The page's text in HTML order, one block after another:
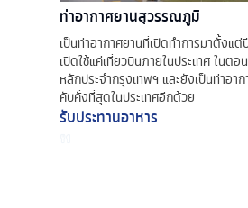
ท่าอากาศยานสุวรรณภูมิ
เป็นท่าอากาศยานที่เปิดทำการมาตั้ง
เปิดใช้แค่เที่ยวบินภายในประเทศ ในต
หลักประจำกรุงเทพฯ และยังเป็นท่าอา
คับคั่งที่สุดในประเทศอีกด้วย
รับประทานอาหาร